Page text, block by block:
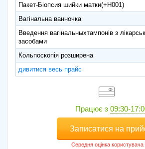
Пакет-Біопсия шийки матки(+Н001)
Вагінальна ванночка
Введення вагінальныхтампонів з
засобами
Кольпоскопія розширена
дивитися весь прайс
Працює з 09:30-
Записатися на